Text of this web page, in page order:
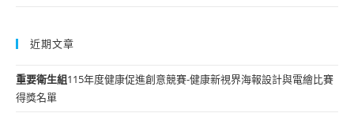
近期文章
重要衛生組115年度健康促進創意競賽-健康新視界海報設計與電繪比賽
得獎名單